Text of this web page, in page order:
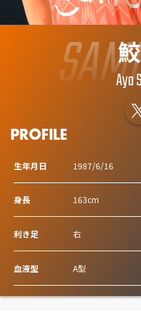
Aya
PROFILE
生年月日 1987/6/16
身長 163cm
利き足 右
血液型 A型